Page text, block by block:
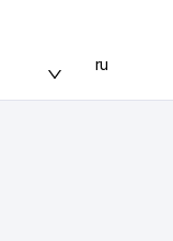
ru